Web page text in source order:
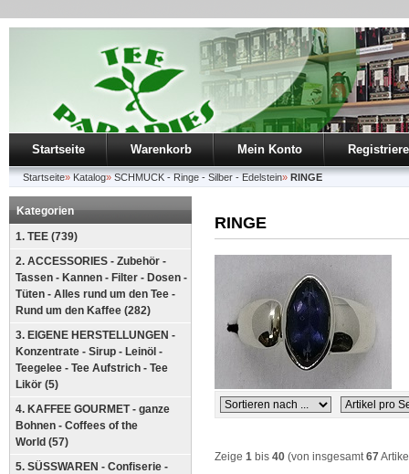
Startseite Warenkorb Mein Konto
Startseite» Katalog» SCHMUCK - Ringe - Silber - Edelstein» RINGE
Kategorien
1. TEE (739)
2. ACCESSORIES - Zubehör -
Tassen - Kannen - Filter - Dosen -
Tüten - Alles rund um den Tee -
Rund um den Kaffee (282)
3. EIGENE HERSTELLUNGEN -
Konzentrate - Sirup - Leinöl -
Teegelee - Tee Aufstrich - Tee
Likör (5)
4. KAFFEE GOURMET - ganze
Bohnen - Coffees of the
World (57)
5. SÜSSWAREN - Confiserie -
RINGE
Zeige 1 bis 40 (von insgesamt67